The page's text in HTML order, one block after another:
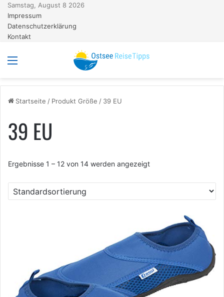
Samstag, August 8 2026
Impressum
Datenschutzerklärung
Kontakt
Menü
Startseite / Produkt Größe / 39 EU
39 EU
Ergebnisse 1 – 12 von 14 werden angezeigt